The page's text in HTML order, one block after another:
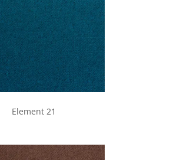
Element 21